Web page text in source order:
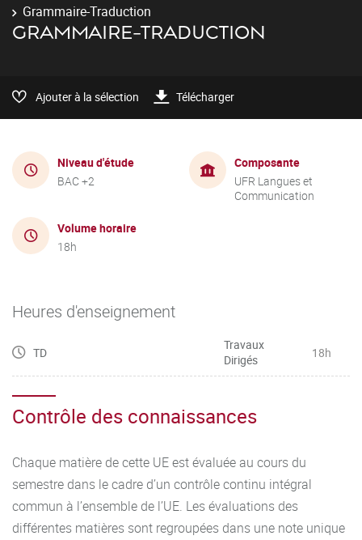
Grammaire-Traduction
GRAMMAIRE-TRADUCTION
Ajouter à la sélection Télécharger
Niveau d'étude
BAC +2
Composante
UFR Langues et
Communication
Volume horaire
18h
Heures d'enseignement
TD
Travaux
Dirigés
18h
Contrôle des connaissances
Chaque matière de cette UE est évaluée au cours du
semestre dans le cadre d’un contrôle continu intégral
commun à l’ensemble de l’UE. Les évaluations des
différentes matières sont regroupées dans une note unique